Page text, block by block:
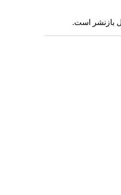
بازنشر است.